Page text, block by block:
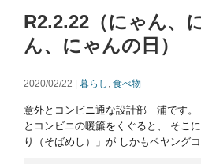
R2.2.22（にゃん、
ん、にゃんの日）
2020/02/22 | 暮らし , 食べ物
意外とコンビニ通な設計部 浦です。
とコンビニの暖簾をくぐると、 そこ
り（そばめし）」が しかもペヤング